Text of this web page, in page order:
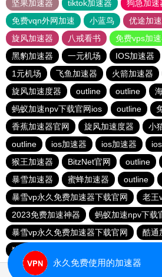
坚果加速器
tiktok加速器
狗急加速
免费vqn外网加速
小蓝鸟 优途加
旋风加速器
八戒看书
免费vps加
黑豹加速器
一元机场 IOS加速器
1元机场
飞鱼加速器 火箭加速器
旋风加速度器
outline outline
蚂蚁加速npv下载官网ios
outline
香蕉加速器官网
旋风加速度器
小
outline
ios加速器 ios加速器
猴王加速器
BitzNet官网 outline
暴雪加速器
蜜蜂加速器 outline
暴雪vp永久免费加速器下载官网
老王
2023免费加速神器
蚂蚁加速npv下载
暴雪vp永久免费加速器下载官网
酷通
猎豹加速器官网
永久免费使用的加速器